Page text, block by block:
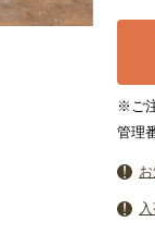
※ご
管理